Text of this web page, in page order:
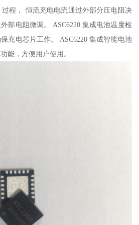
过程， 恒流充电电流通过外部分压电阻决
部电阻微调。 ASC6220 集成电池温度检
充电芯片工作。 ASC6220 集成智能电池
能，方便用户使用。